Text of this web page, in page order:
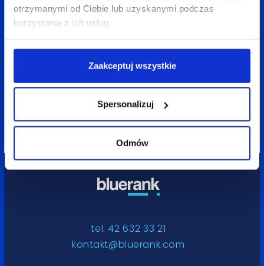
otrzymanymi od Ciebie lub uzyskanymi podczas
korzystania z ich usług.
Zaakceptuj wszystkie
Spersonalizuj
Odmów
Agnieszka Pietrzak
(R)ewolucja formuły pracy w Bluerank
tel. 42 632 33 21
kontakt@bluerank.com